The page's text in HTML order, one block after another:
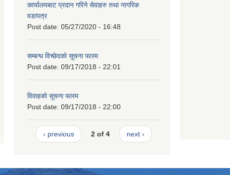
कार्यालयबाट प्रदान गरिने सेवाहरु तथा नागरिक
वडापत्र
Post date: 05/27/2020 - 16:48
सम्बन्ध विच्छेदको सूचना फारम
Post date: 09/17/2018 - 22:01
विवाहको सूचना फारम
Post date: 09/17/2018 - 22:00
‹ previous 2 of 4 next ›